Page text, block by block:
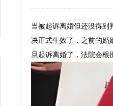
当被起诉离婚但还没得到
决正式生效了，之前的婚
旦起诉离婚了，法院会根